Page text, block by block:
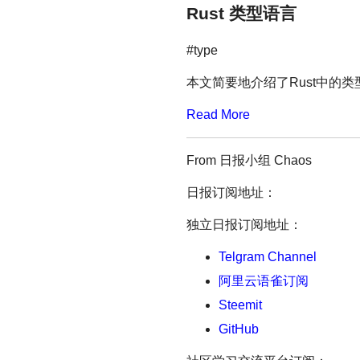
Rust 类型语言
#type
本文简要地介绍了Rust中的类
Read More
From 日报小组 Chaos
日报订阅地址：
独立日报订阅地址：
Telgram Channel
阿里云语雀订阅
Steemit
GitHub